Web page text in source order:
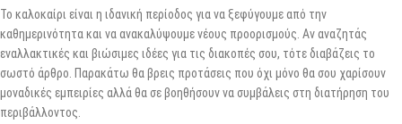
Το καλοκαίρι είναι η ιδανική περίοδος για να ξεφύγουμε από την
καθημερινότητα και να ανακαλύψουμε νέους προορισμούς. Αν αναζητάς
εναλλακτικές και βιώσιμες ιδέες για τις διακοπές σου, τότε διαβάζεις το
σωστό άρθρο. Παρακάτω θα βρεις προτάσεις που όχι μόνο θα σου χαρίσουν
μοναδικές εμπειρίες αλλά θα σε βοηθήσουν να συμβάλεις στη διατήρηση του
περιβάλλοντος.